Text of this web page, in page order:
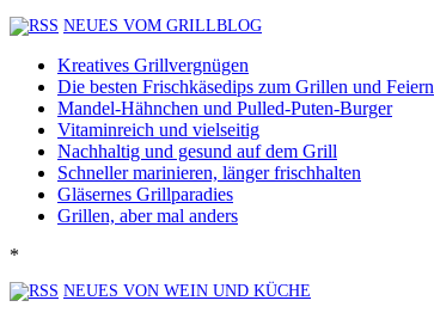
NEUES VOM GRILLBLOG
Kreatives Grillvergnügen
Die besten Frischkäsedips zum Grillen und Feiern
Mandel-Hähnchen und Pulled-Puten-Burger
Vitaminreich und vielseitig
Nachhaltig und gesund auf dem Grill
Schneller marinieren, länger frischhalten
Gläsernes Grillparadies
Grillen, aber mal anders
*
NEUES VON WEIN UND KÜCHE